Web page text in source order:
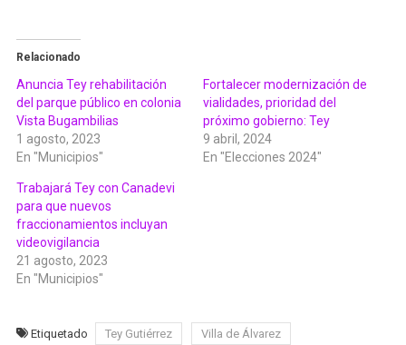
Relacionado
Anuncia Tey rehabilitación
del parque público en colonia
Vista Bugambilias
1 agosto, 2023
En "Municipios"
Fortalecer modernización de
vialidades, prioridad del
próximo gobierno: Tey
9 abril, 2024
En "Elecciones 2024"
Trabajará Tey con Canadevi
para que nuevos
fraccionamientos incluyan
videovigilancia
21 agosto, 2023
En "Municipios"
Etiquetado Tey Gutiérrez Villa de Álvarez